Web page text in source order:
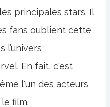
principales stars. Il
fans oublient cette
l’univers
En fait, c'est
l'un des acteurs
film.